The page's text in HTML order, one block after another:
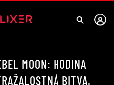
MOON: HODINA
BITVA.